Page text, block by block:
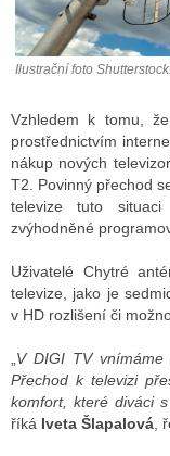
STRÁNKY RÁDIÍ
STRÁNKY TV
TISK
STÁT BLOGEREM
BLOGERA
Ilustrační foto
Vzhledem k tomu,
prostřednictvím
nákup nových
T2. Povinný přechod
televize tuto
zvýhodněné
Uživatelé Chytré
televize, jako je
v HD rozlišení či
V DIGI TV vnímáme
Přechod k televizi
komfort, které diváci
říká Iveta Šlapalová ,